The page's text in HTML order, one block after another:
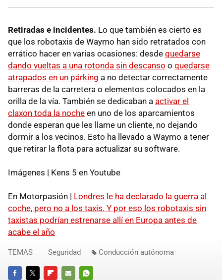
Retiradas e incidentes. Lo que también es cierto es
que los robotaxis de Waymo han sido retratados con
errático hacer en varias ocasiones: desde quedarse
dando vueltas a una rotonda sin descanso o quedarse
atrapados en un párking a no detectar correctamente
barreras de la carretera o elementos colocados en la
orilla de la vía. También se dedicaban a activar el
claxon toda la noche en uno de los aparcamientos
donde esperan que les llame un cliente, no dejando
dormir a los vecinos. Esto ha llevado a Waymo a tener
que retirar la flota para actualizar su software.
Imágenes | Kens 5 en Youtube
En Motorpasión | Londres le ha declarado la guerra al
coche, pero no a los taxis. Y por eso los robotaxis sin
taxistas podrían estrenarse allí en Europa antes de
acabe el año
TEMAS Seguridad Conducción autónoma